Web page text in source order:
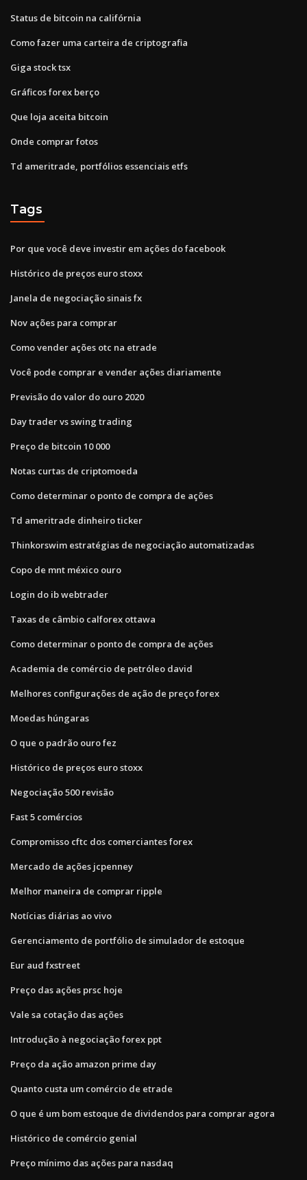
Status de bitcoin na califórnia
Como fazer uma carteira de criptografia
Giga stock tsx
Gráficos forex berço
Que loja aceita bitcoin
Onde comprar fotos
Td ameritrade, portfólios essenciais etfs
Tags
Por que você deve investir em ações do facebook
Histórico de preços euro stoxx
Janela de negociação sinais fx
Nov ações para comprar
Como vender ações otc na etrade
Você pode comprar e vender ações diariamente
Previsão do valor do ouro 2020
Day trader vs swing trading
Preço de bitcoin 10 000
Notas curtas de criptomoeda
Como determinar o ponto de compra de ações
Td ameritrade dinheiro ticker
Thinkorswim estratégias de negociação automatizadas
Copo de mnt méxico ouro
Login do ib webtrader
Taxas de câmbio calforex ottawa
Como determinar o ponto de compra de ações
Academia de comércio de petróleo david
Melhores configurações de ação de preço forex
Moedas húngaras
O que o padrão ouro fez
Histórico de preços euro stoxx
Negociação 500 revisão
Fast 5 comércios
Compromisso cftc dos comerciantes forex
Mercado de ações jcpenney
Melhor maneira de comprar ripple
Notícias diárias ao vivo
Gerenciamento de portfólio de simulador de estoque
Eur aud fxstreet
Preço das ações prsc hoje
Vale sa cotação das ações
Introdução à negociação forex ppt
Preço da ação amazon prime day
Quanto custa um comércio de etrade
O que é um bom estoque de dividendos para comprar agora
Histórico de comércio genial
Preço mínimo das ações para nasdaq